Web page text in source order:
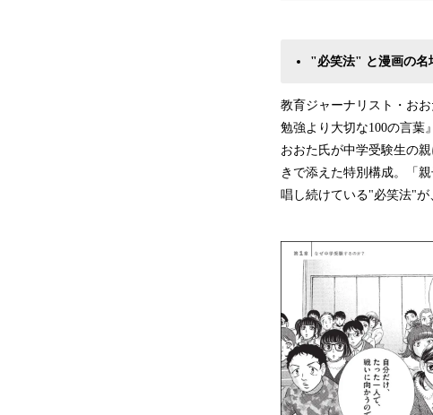
"必笑法" と漫画の名
教育ジャーナリスト・お
勉強より大切な100の言葉
おおた氏が中学受験生の
きで添えた特別構成。「
唱し続けている"必笑法"が